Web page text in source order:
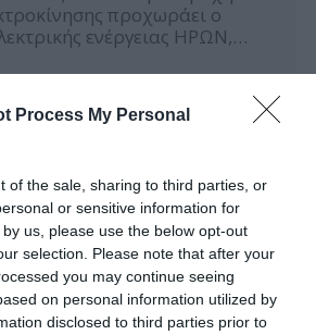
Process My Personal
of the sale, sharing to third parties, or
or sensitive information for
us, please use the below opt-out
selection. Please note that after your
you may continue seeing
on personal information utilized by
disclosed to third parties prior to
προχωράει ο
ενέργειας ΗΡΩΝ,
καθετοποιημένα και
οικιακά και εμπορικά
εταιρείας, μέσω απλής
σε εφαρμογή κινητού, η
του ΗΡΩΝ, […]